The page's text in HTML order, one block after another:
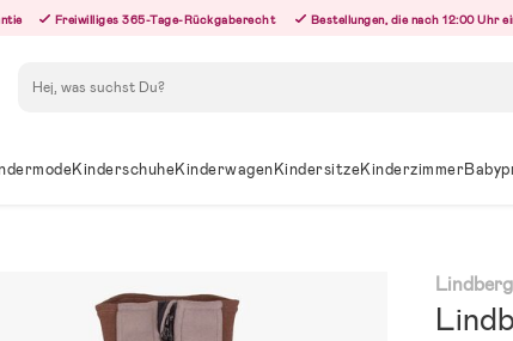
Freiwilliges 365-Tage-Rückgaberecht Bestellungen, die nach 12:00 Uhr
KinderschuheKinderwagenKindersitzeKinderzimmer
Lindberg